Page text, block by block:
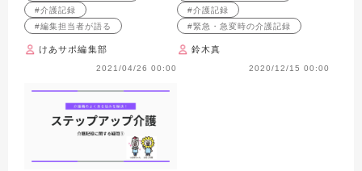
#介護記録
#編集担当者が語る
けあサポ編集部
2021/04/26 00:00
#介護記録
#緊急・急変時の介護記録
鈴木真
2020/12/15 00:00